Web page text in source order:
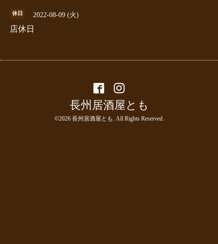
休日 2022-08-09 (火)
店休日
長州居酒屋とも
©2026 長州居酒屋とも . All Rights Reserved.